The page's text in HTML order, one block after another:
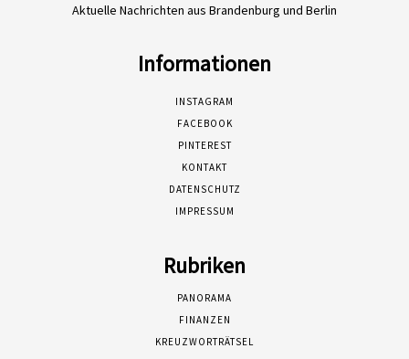
Aktuelle Nachrichten aus Brandenburg und Berlin
Informationen
INSTAGRAM
FACEBOOK
PINTEREST
KONTAKT
DATENSCHUTZ
IMPRESSUM
Rubriken
PANORAMA
FINANZEN
KREUZWORTRÄTSEL